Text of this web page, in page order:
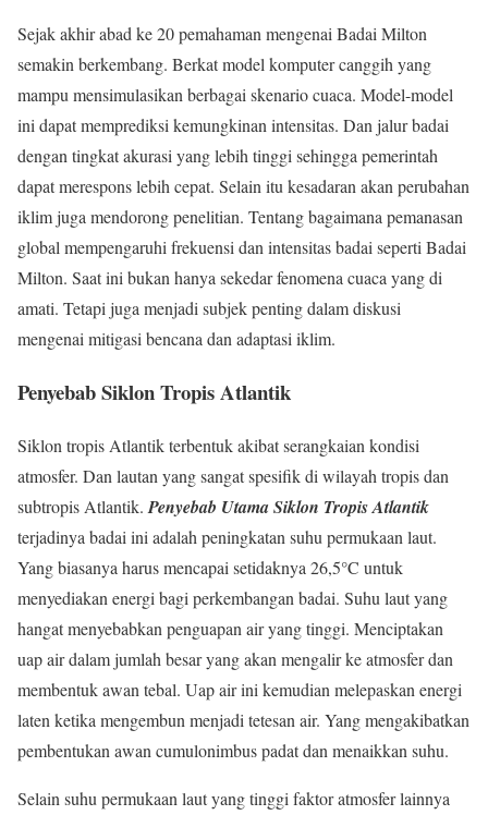
Sejak akhir abad ke 20 pemahaman mengenai Badai Milton
semakin berkembang. Berkat model komputer canggih yang
mampu mensimulasikan berbagai skenario cuaca. Model-model
ini dapat memprediksi kemungkinan intensitas. Dan jalur badai
dengan tingkat akurasi yang lebih tinggi sehingga pemerintah
dapat merespons lebih cepat. Selain itu kesadaran akan perubahan
iklim juga mendorong penelitian. Tentang bagaimana pemanasan
global mempengaruhi frekuensi dan intensitas badai seperti Badai
Milton. Saat ini bukan hanya sekedar fenomena cuaca yang di
amati. Tetapi juga menjadi subjek penting dalam diskusi
mengenai mitigasi bencana dan adaptasi iklim.
Penyebab Siklon Tropis Atlantik
Siklon tropis Atlantik terbentuk akibat serangkaian kondisi
atmosfer. Dan lautan yang sangat spesifik di wilayah tropis dan
subtropis Atlantik.Penyebab Utama Siklon Tropis Atlantik
terjadinya badai ini adalah peningkatan suhu permukaan laut.
Yang biasanya harus mencapai setidaknya 26,5°C untuk
menyediakan energi bagi perkembangan badai. Suhu laut yang
hangat menyebabkan penguapan air yang tinggi. Menciptakan
uap air dalam jumlah besar yang akan mengalir ke atmosfer dan
membentuk awan tebal. Uap air ini kemudian melepaskan energi
laten ketika mengembun menjadi tetesan air. Yang mengakibatkan
pembentukan awan cumulonimbus padat dan menaikkan suhu.
Selain suhu permukaan laut yang tinggi faktor atmosfer lainnya